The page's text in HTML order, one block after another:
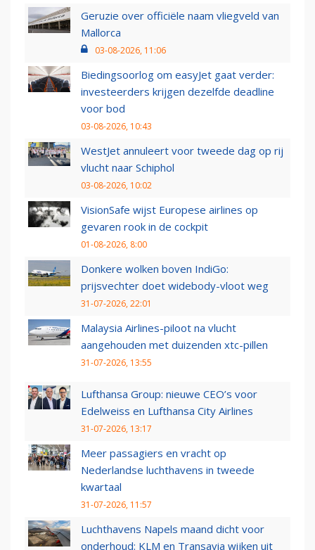
Geruzie over officiële naam vliegveld van
Mallorca
03-08-2026, 11:06
Biedingsoorlog om easyJet gaat verder:
investeerders krijgen dezelfde deadline
voor bod
03-08-2026, 10:43
WestJet annuleert voor tweede dag op rij
vlucht naar Schiphol
03-08-2026, 10:02
VisionSafe wijst Europese airlines op
gevaren rook in de cockpit
01-08-2026, 8:00
Donkere wolken boven IndiGo:
prijsvechter doet widebody-vloot weg
31-07-2026, 22:01
Malaysia Airlines-piloot na vlucht
aangehouden met duizenden xtc-pillen
31-07-2026, 13:55
Lufthansa Group: nieuwe CEO’s voor
Edelweiss en Lufthansa City Airlines
31-07-2026, 13:17
Meer passagiers en vracht op
Nederlandse luchthavens in tweede
kwartaal
31-07-2026, 11:57
Luchthavens Napels maand dicht voor
onderhoud: KLM en Transavia wijken uit